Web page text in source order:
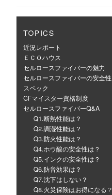
TOPICS
近況レポート
ＥＣＯハウス
セルロースファイバーの魅力
セルロースファイバーの安全性
スペック
CFマイスター資格制度
セルロースファイバーQ&A
Q1.断熱性能は？
Q2.調湿性能は？
Q3.防火性能は？
Q4.ホウ酸の安全性は？
Q5.インクの安全性は？
Q6.防音効果は？
Q7.沈下はしない？
Q8.火災保険はお得になる？